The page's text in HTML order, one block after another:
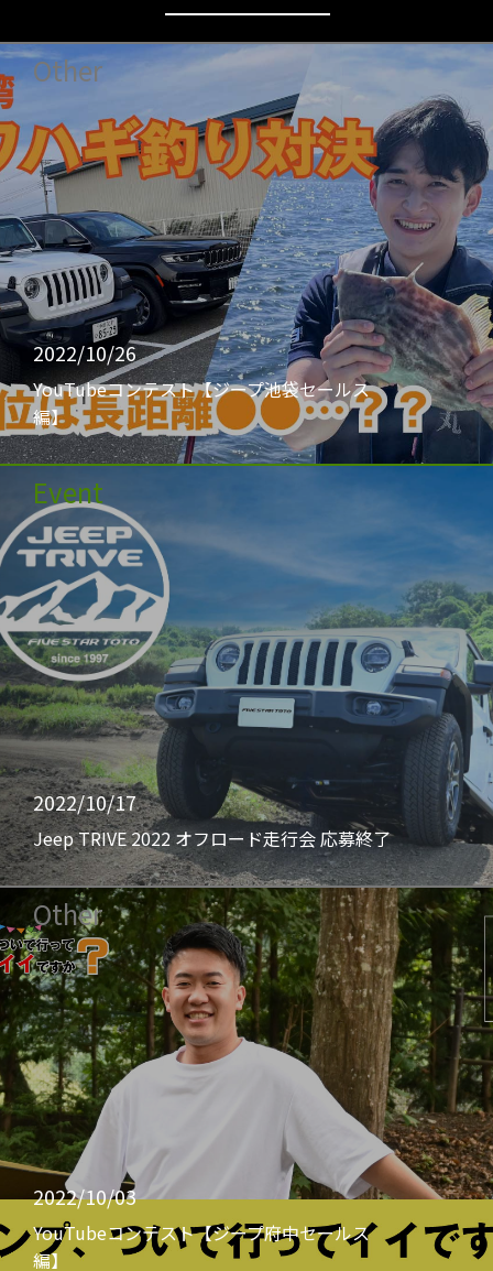
Other
2022/10/26
YouTubeコンテスト【ジープ池袋セールス
編】
Event
2022/10/17
Jeep TRIVE 2022 オフロード走行会 応募終了
Other
2022/10/03
YouTubeコンテスト【ジープ府中セールス
編】